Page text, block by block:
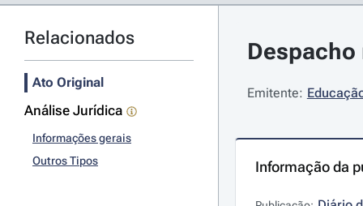
Relacionados
Ato Original
Análise Jurídica
Informações gerais
Outros Tipos
Despacho
Emitente:
Informação da